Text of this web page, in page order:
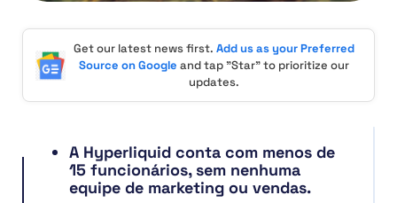
Get our latest news first. Add us as your Preferred
Source on Google and tap "Star" to prioritize our
updates.
A Hyperliquid conta com menos de
15 funcionários, sem nenhuma
equipe de marketing ou vendas.